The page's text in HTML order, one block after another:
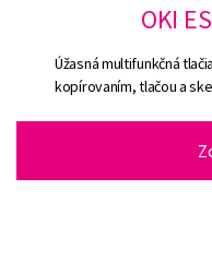
OKI
Úžasná multifunkčná
kopírovaním, tlačou a